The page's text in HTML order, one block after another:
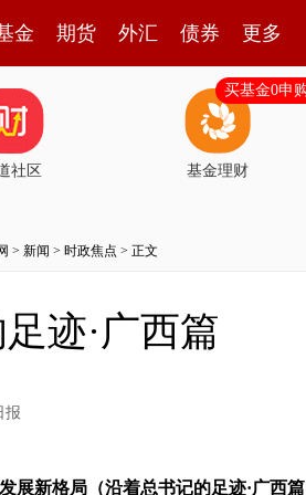
金 期货 外汇 债券 更多
社区 基金理财
买基金0申
> 新闻 > 时政焦点 > 正文
迹·广西篇
报
展新格局（沿着总书记的足迹·广西篇